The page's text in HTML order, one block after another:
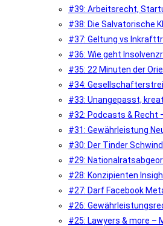
#39: Arbeitsrecht,
#38: Die Salvatorische
#37: Geltung vs
#36: Wie geht
#35: 22 Minuten der
#34:
#33: Unangepasst,
#32: Podcasts & Recht
#31: Gewährleistung
#30: Der Tinder
#29:
#28: Konzipienten
#27: Darf Facebook
#26:
#25: Lawyers & more –